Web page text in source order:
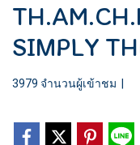
SIMPLY
3979 จำนวนผู้เข้าชม